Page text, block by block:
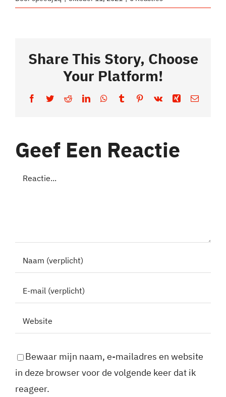
Share This Story, Choose
Your Platform!
Facebook
TwitterRedditLinkedInWhatsApp
TumblrPinterest
Vk Xing E-
Geef Een Reactie
Reactie
Bewaar mijn naam, e-mailadres en website
in deze browser voor de volgende keer dat ik
reageer.